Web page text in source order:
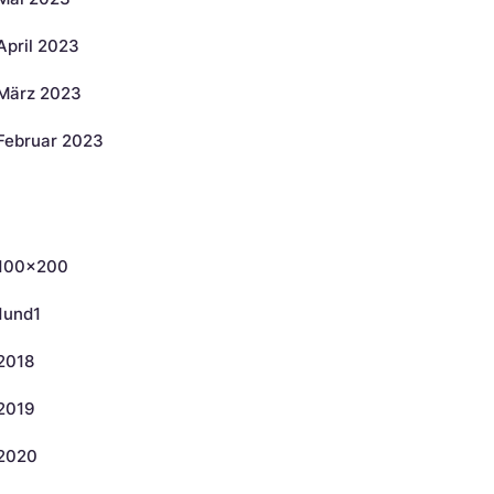
2023
2023
2023